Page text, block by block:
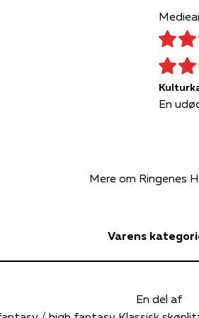
En
Mere om Ringenes
Varens
En del af